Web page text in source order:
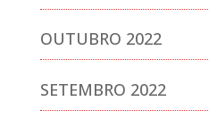
OUTUBRO 2022
SETEMBRO 2022